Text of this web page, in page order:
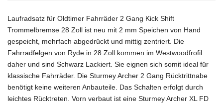
Laufradsatz für Oldtimer Fahrräder 2 Gang Kick Shift
Trommelbremse 28 Zoll ist neu mit 2 mm Speichen von Hand
gespeicht, mehrfach abgedrückt und mittig zentriert. Die
Fahrradfelgen von Ryde in 28 Zoll kommen im Westwoodfrofil
daher und sind Schwarz Lackiert. Sie eignen sich somit ideal für
klassische Fahrräder. Die Sturmey Archer 2 Gang Rücktrittnabe
benötigt keine weiteren Anbauteile. Das Schalten erfolgt durch
leichtes Rücktreten. Vorn verbaut ist eine Sturmey Archer XL FD